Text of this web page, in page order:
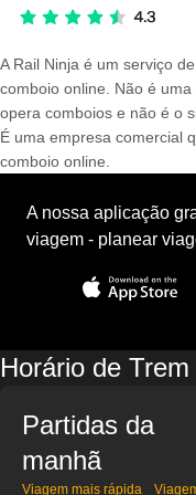
A Rail Ninja é um serviço
comboio online. Não é
opera comboios e não é o
É uma empresa comercial
comboio online.
A nossa aplicação
viagem - planear
Horário de
Partidas da
manhã
Viagem mais rápida